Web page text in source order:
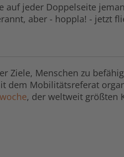
auf jeder Doppelseite
aber - hoppla! - jetzt
Ziele, Menschen zu
dem Mobilitätsreferat
, der weltweit größten